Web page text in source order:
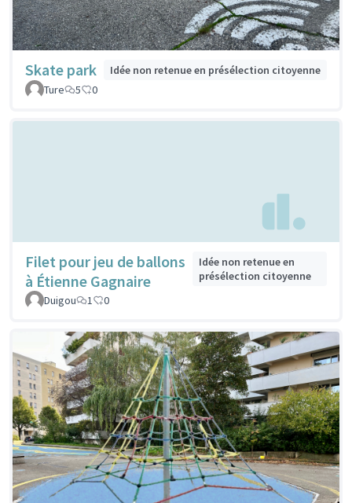
Skate park
Idée non retenue en présélection citoyenne
Ture
5 0
Filet pour jeu de ballons
à Étienne Gagnaire
Idée non retenue en
présélection citoyenne
Duigou
1 0